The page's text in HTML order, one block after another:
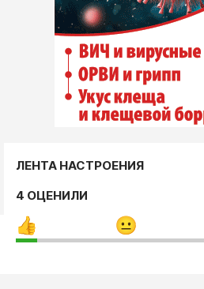
ЛЕНТА НАСТРОЕНИЯ
4 ОЦЕНИЛИ